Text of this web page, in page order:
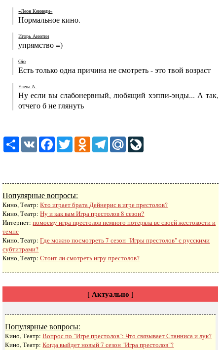
~Леон Кеннеди~
Нормальное кино.
Игорь Анютин
упрямство =)
Gio
Есть только одна причина не смотреть - это твой возраст
Елена А.
Ну если вы слабонервный, любящий хэппи-энды... А так,
отчего б не глянуть
ShareVK FacebookTwitterOdnoklassniki
TelegramMail.Ru
Популярные вопросы:
Кино, Театр:Кто играет брата Дейнерис в игре престолов?
Кино, Театр:Ну и как вам Игра престолов 8 сезон?
Интернет:помоему игра престолов немного потеряла вс своей жестокости и
темпе
Кино, Театр:Где можно посмотреть 7 сезон "Игры престолов" с русскими
субтитрами?
Кино, Театр:Стоит ли смотреть игру престолов?
[ Актуально ]
Популярные вопросы:
Кино, Театр:Вопрос по "Игре престолов": Что связывает Станниса и лук?
Кино, Театр:Когда выйдет новый 7 сезон "Игра престолов"?